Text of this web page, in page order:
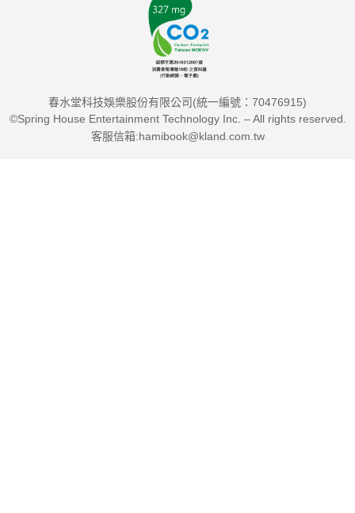
春水堂科技娛樂股份有限公司(統一編號：70476915)
©Spring House Entertainment Technology Inc. – All rights reserved.
客服信箱:hamibook@kland.com.tw